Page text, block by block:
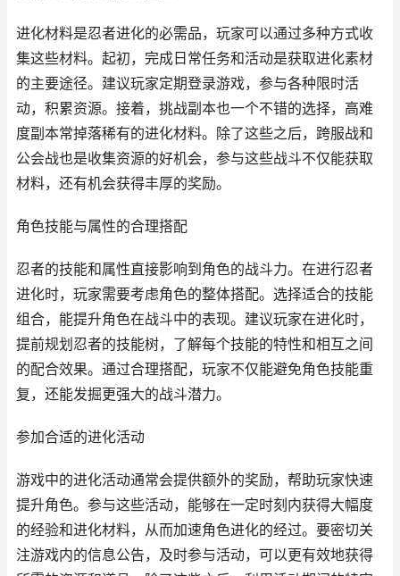
进化材料是忍者进化的必需品，玩家可以通过多种方式收
集这些材料。起初，完成日常任务和活动是获取进化素材
的主要途径。建议玩家定期登录游戏，参与各种限时活
动，积累资源。接着，挑战副本也一个不错的选择，高难
度副本常掉落稀有的进化材料。除了这些之后，跨服战和
公会战也是收集资源的好机会，参与这些战斗不仅能获取
材料，还有机会获得丰厚的奖励。
角色技能与属性的合理搭配
忍者的技能和属性直接影响到角色的战斗力。在进行忍者
进化时，玩家需要考虑角色的整体搭配。选择适合的技能
组合，能提升角色在战斗中的表现。建议玩家在进化时，
提前规划忍者的技能树，了解每个技能的特性和相互之间
的配合效果。通过合理搭配，玩家不仅能避免角色技能重
复，还能发掘更强大的战斗潜力。
参加合适的进化活动
游戏中的进化活动通常会提供额外的奖励，帮助玩家快速
提升角色。参与这些活动，能够在一定时刻内获得大幅度
的经验和进化材料，从而加速角色进化的经过。要密切关
注游戏内的信息公告，及时参与活动，可以更有效地获得